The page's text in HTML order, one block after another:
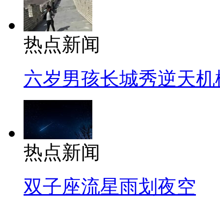
热点新闻
六岁男孩长城秀逆天机
热点新闻
双子座流星雨划夜空